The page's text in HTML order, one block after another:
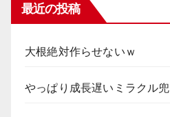
最近の投稿
大根絶対作らせないｗ
やっぱり成長遅いミラクル兜